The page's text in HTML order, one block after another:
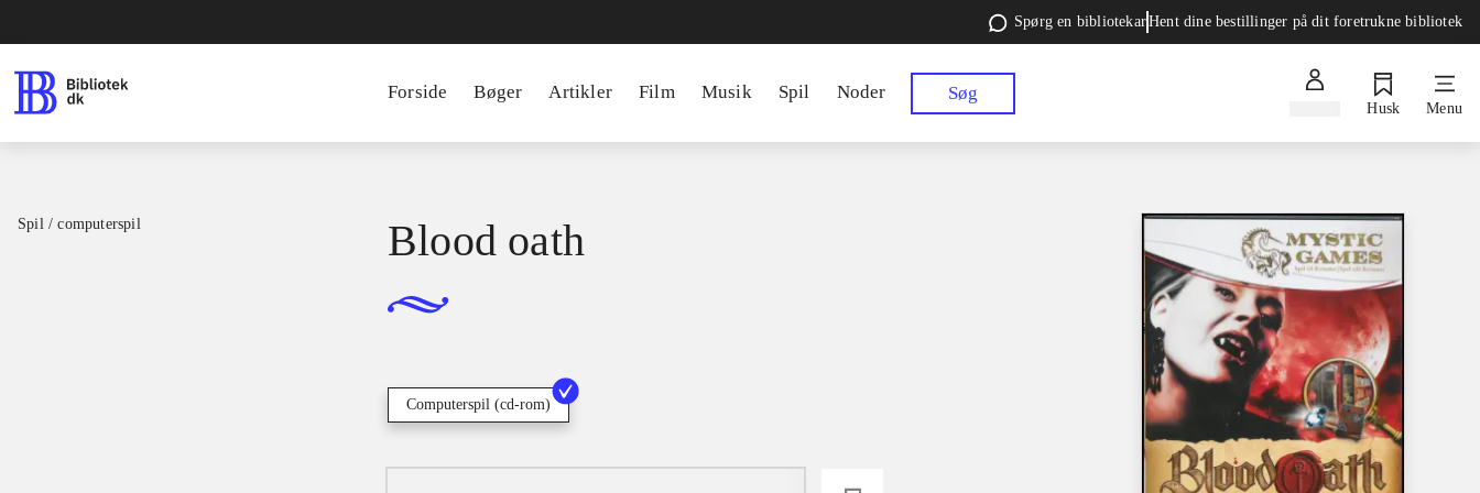
Spørg en bibliotekarHent dine bestillinger på dit foretrukne bibliotek
Forside Bøger Artikler Film Musik Spil Noder Søg
Husk Menu
Spil / computerspil Blood oath
Computerspil (cd-rom)